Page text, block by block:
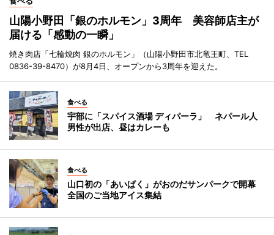
山陽小野田「銀のホルモン」3周年 美容師店主が
届ける「感動の一瞬」
焼き肉店「七輪焼肉 銀のホルモン」（山陽小野田市北竜王町、TEL
0836-39-8470）が8月4日、オープンから3周年を迎えた。
食べる
宇部に「スパイス酒場 ディパーラ」 ネパール人
男性が出店、昼はカレーも
食べる
山口初の「あいぱく」がおのだサンパークで開幕
全国のご当地アイス集結